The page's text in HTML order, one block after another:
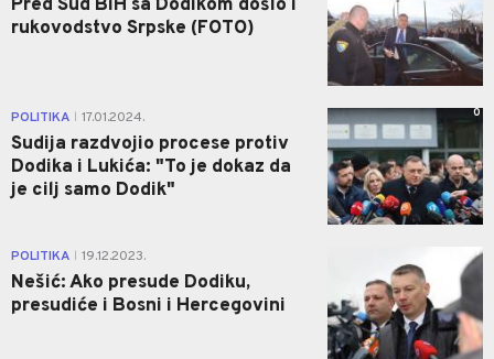
Pred Sud BiH sa Dodikom došlo i
rukovodstvo Srpske (FOTO)
POLITIKA 17.01.2024.
Sudija razdvojio procese protiv
Dodika i Lukića: "To je dokaz da
je cilj samo Dodik"
0
POLITIKA 19.12.2023.
Nešić: Ako presude Dodiku,
presudiće i Bosni i Hercegovini
1